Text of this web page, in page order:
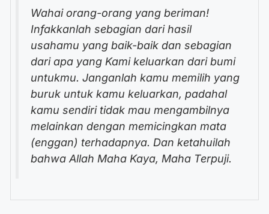
Wahai orang-orang yang beriman!
Infakkanlah sebagian dari hasil
usahamu yang baik-baik dan sebagian
dari apa yang Kami keluarkan dari bumi
untukmu. Janganlah kamu memilih yang
buruk untuk kamu keluarkan, padahal
kamu sendiri tidak mau mengambilnya
melainkan dengan memicingkan mata
(enggan) terhadapnya. Dan ketahuilah
bahwa Allah Maha Kaya, Maha Terpuji.